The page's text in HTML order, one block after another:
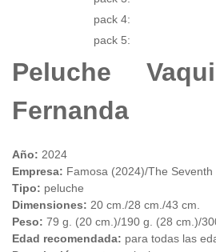
pack 4:
pack 5:
Peluche
Fernanda
Año: 2024
Empresa: Famosa (2024)/The Seventh
Tipo: peluche
Dimensiones: 20 cm./28 cm./43 cm.
Peso: 79 g. (20 cm.)/190 g. (28 cm.)/
Edad recomendada: para todas las